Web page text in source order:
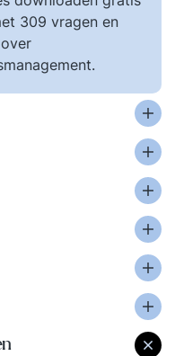
309 vragen en